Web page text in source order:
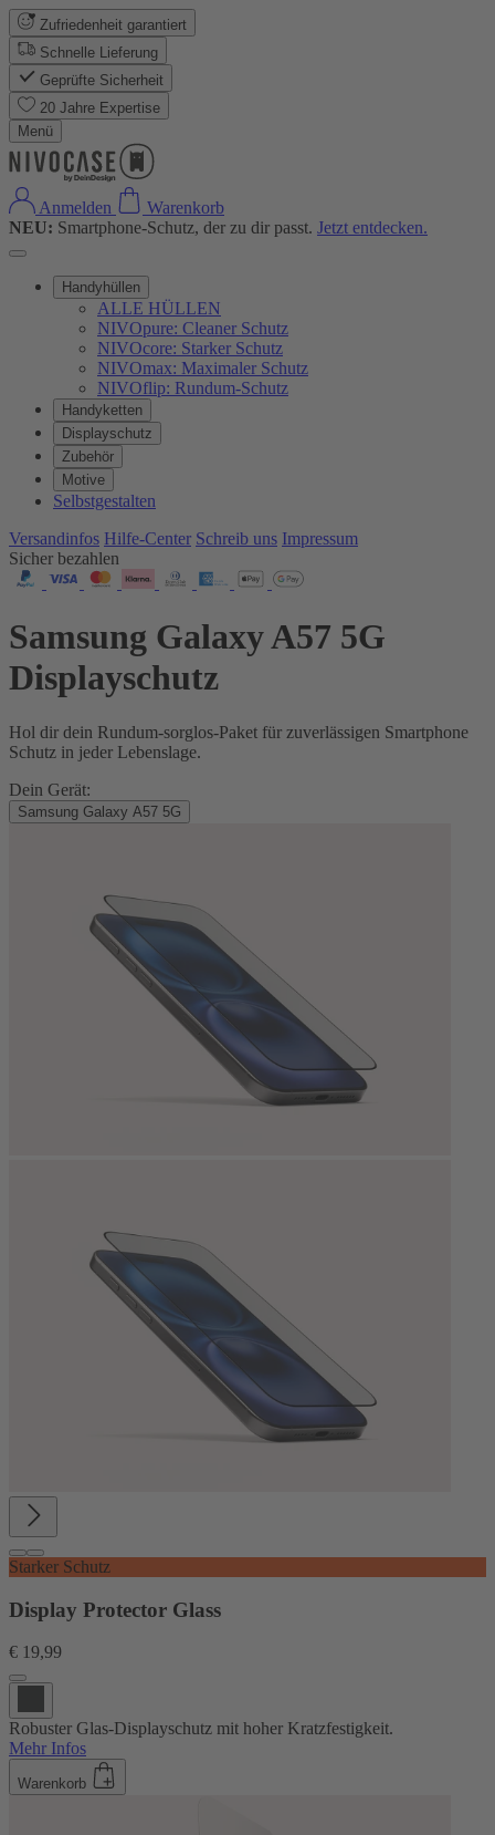
Zufriedenheit garantiert
Schnelle Lieferung
Geprüfte Sicherheit
20 Jahre Expertise
Menü
Anmelden
Warenkorb
NEU: Smartphone-Schutz, der zu dir passt. Jetzt entdecken.
Handyhüllen
ALLE HÜLLEN
NIVOpure: Cleaner Schutz
NIVOcore: Starker Schutz
NIVOmax: Maximaler Schutz
NIVOflip: Rundum-Schutz
Handyketten
Displayschutz
Zubehör
Motive
Selbstgestalten
Versandinfos Hilfe-Center Schreib uns Impressum
Sicher bezahlen
Samsung Galaxy A57 5G
Displayschutz
Hol dir dein Rundum-sorglos-Paket für zuverlässigen Smartphone
Schutz in jeder Lebenslage.
Dein Gerät:
Samsung Galaxy A57 5G
Starker Schutz
Display Protector Glass
€ 19,99
Robuster Glas-Displayschutz mit hoher Kratzfestigkeit.
Mehr Infos
Warenkorb